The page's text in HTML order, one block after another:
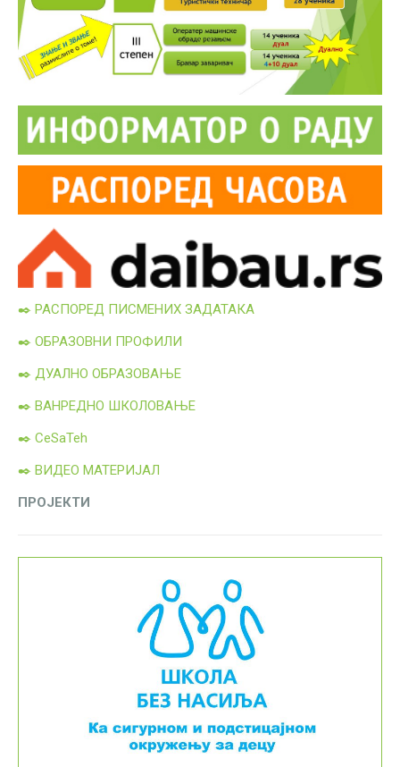
✒️ РАСПОРЕД ПИСМЕНИХ ЗАДАТАКА
✒️ ОБРАЗОВНИ ПРОФИЛИ
✒️ ДУАЛНО ОБРАЗОВАЊЕ
✒️ ВАНРЕДНО ШКОЛОВАЊЕ
✒️ CeSaTeh
✒️ ВИДЕО МАТЕРИЈАЛ
ПРОЈЕКТИ